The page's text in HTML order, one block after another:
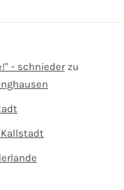
- schniederzu